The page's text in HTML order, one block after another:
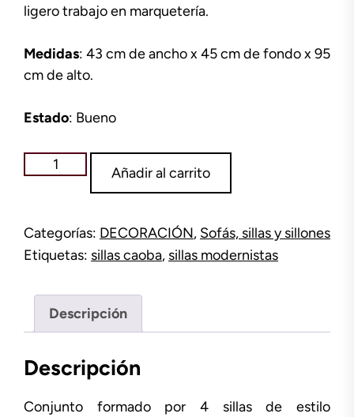
ligero trabajo en marquetería.
Medidas: 43 cm de ancho x 45 cm de fondo x 95
cm de alto.
Estado: Bueno
Conjunto
sillas
Añadir al carrito
Categorías: DECORACIÓN, Sofás, sillas y sillones
Etiquetas: sillas caoba, sillas modernistas
Descripción
Descripción
Conjunto formado por 4 sillas de estilo